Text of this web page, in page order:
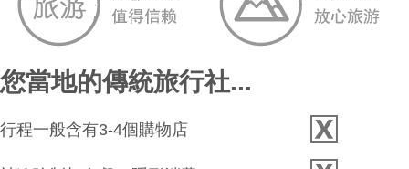
您當地的傳統旅行社...
行程一般含有3-4個購物店